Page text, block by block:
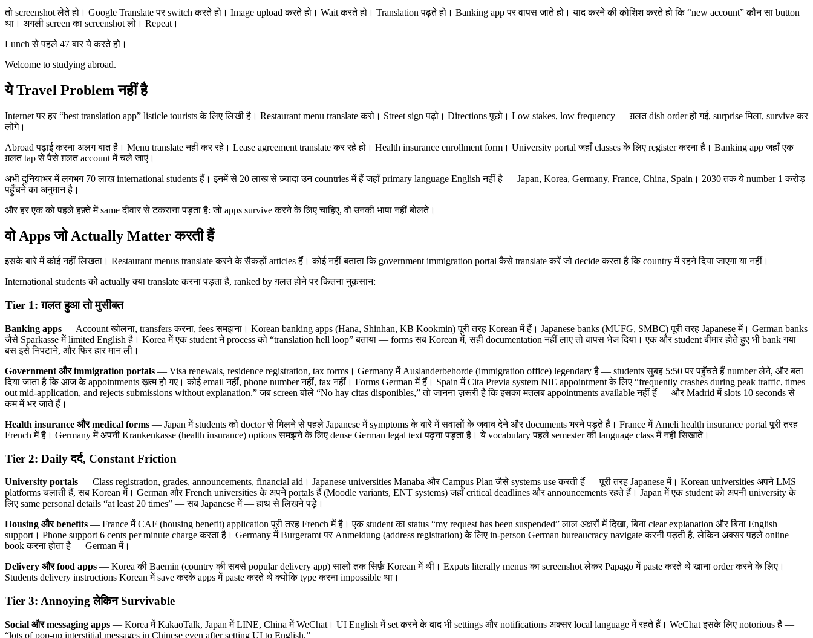
तो screenshot लेते हो। Google Translate पर switch करते हो। Image upload करते हो। Wait करते हो। Translation पढ़ते हो। Banking app पर वापस जाते हो। याद करने की कोशिश करते हो कि “new account” कौन सा button
था। अगली screen का screenshot लो। Repeat।
Lunch से पहले 47 बार ये करते हो।
Welcome to studying abroad.
ये Travel Problem नहीं है
Internet पर हर “best translation app” listicle tourists के लिए लिखी है। Restaurant menu translate करो। Street sign पढ़ो। Directions पूछो। Low stakes, low frequency — ग़लत dish order हो गई, surprise मिला, survive कर
लोगे।
Abroad पढ़ाई करना अलग बात है। Menu translate नहीं कर रहे। Lease agreement translate कर रहे हो। Health insurance enrollment form। University portal जहाँ classes के लिए register करना है। Banking app जहाँ एक
ग़लत tap से पैसे ग़लत account में चले जाएं।
अभी दुनियाभर में लगभग 70 लाख international students हैं। इनमें से 20 लाख से ज़्यादा उन countries में हैं जहाँ primary language English नहीं है — Japan, Korea, Germany, France, China, Spain। 2030 तक ये number 1 करोड़
पहुँचने का अनुमान है।
और हर एक को पहले हफ़्ते में same दीवार से टकराना पड़ता है: जो apps survive करने के लिए चाहिए, वो उनकी भाषा नहीं बोलते।
वो Apps जो Actually Matter करती हैं
इसके बारे में कोई नहीं लिखता। Restaurant menus translate करने के सैकड़ों articles हैं। कोई नहीं बताता कि government immigration portal कैसे translate करें जो decide करता है कि country में रहने दिया जाएगा या नहीं।
International students को actually क्या translate करना पड़ता है, ranked by ग़लत होने पर कितना नुक़सान:
Tier 1: ग़लत हुआ तो मुसीबत
Banking apps — Account खोलना, transfers करना, fees समझना। Korean banking apps (Hana, Shinhan, KB Kookmin) पूरी तरह Korean में हैं। Japanese banks (MUFG, SMBC) पूरी तरह Japanese में। German banks
जैसे Sparkasse में limited English है। Korea में एक student ने process को “translation hell loop” बताया — forms सब Korean में, सही documentation नहीं लाए तो वापस भेज दिया। एक और student बीमार होते हुए भी bank गया
बस इसे निपटाने, और फिर हार मान ली।
Government और immigration portals — Visa renewals, residence registration, tax forms। Germany में Auslanderbehorde (immigration office) legendary है — students सुबह 5:50 पर पहुँचते हैं number लेने, और बता
दिया जाता है कि आज के appointments ख़त्म हो गए। कोई email नहीं, phone number नहीं, fax नहीं। Forms German में हैं। Spain में Cita Previa system NIE appointment के लिए “frequently crashes during peak traffic, times
out mid-application, and rejects submissions without explanation.” जब screen बोले “No hay citas disponibles,” तो जानना ज़रूरी है कि इसका मतलब appointments available नहीं हैं — और Madrid में slots 10 seconds से
कम में भर जाते हैं।
Health insurance और medical forms — Japan में students को doctor से मिलने से पहले Japanese में symptoms के बारे में सवालों के जवाब देने और documents भरने पड़ते हैं। France में Ameli health insurance portal पूरी तरह
French में है। Germany में अपनी Krankenkasse (health insurance) options समझने के लिए dense German legal text पढ़ना पड़ता है। ये vocabulary पहले semester की language class में नहीं सिखाते।
Tier 2: Daily दर्द, Constant Friction
University portals — Class registration, grades, announcements, financial aid। Japanese universities Manaba और Campus Plan जैसे systems use करती हैं — पूरी तरह Japanese में। Korean universities अपने LMS
platforms चलाती हैं, सब Korean में। German और French universities के अपने portals हैं (Moodle variants, ENT systems) जहाँ critical deadlines और announcements रहते हैं। Japan में एक student को अपनी university के
लिए same personal details “at least 20 times” — सब Japanese में — हाथ से लिखने पड़े।
Housing और benefits — France में CAF (housing benefit) application पूरी तरह French में है। एक student का status “my request has been suspended” लाल अक्षरों में दिखा, बिना clear explanation और बिना English
support। Phone support 6 cents per minute charge करता है। Germany में Burgeramt पर Anmeldung (address registration) के लिए in-person German bureaucracy navigate करनी पड़ती है, लेकिन अक्सर पहले online
book करना होता है — German में।
Delivery और food apps — Korea की Baemin (country की सबसे popular delivery app) सालों तक सिर्फ़ Korean में थी। Expats literally menus का screenshot लेकर Papago में paste करते थे खाना order करने के लिए।
Students delivery instructions Korean में save करके apps में paste करते थे क्योंकि type करना impossible था।
Tier 3: Annoying लेकिन Survivable
Social और messaging apps — Korea में KakaoTalk, Japan में LINE, China में WeChat। UI English में set करने के बाद भी settings और notifications अक्सर local language में रहते हैं। WeChat इसके लिए notorious है —
“lots of pop-up interstitial messages in Chinese even after setting UI to English.”